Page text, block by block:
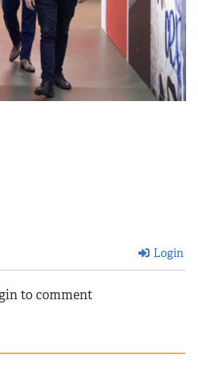
Login
to comment